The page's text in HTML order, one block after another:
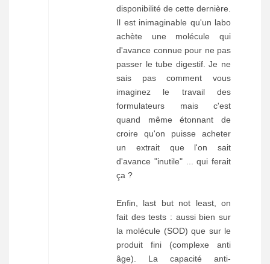
disponibilité de cette dernière.
Il est inimaginable qu'un labo
achète une molécule qui
d'avance connue pour ne pas
passer le tube digestif. Je ne
sais pas comment vous
imaginez le travail des
formulateurs mais c'est
quand même étonnant de
croire qu'on puisse acheter
un extrait que l'on sait
d'avance "inutile" ... qui ferait
ça ?
Enfin, last but not least, on
fait des tests : aussi bien sur
la molécule (SOD) que sur le
produit fini (complexe anti
âge). La capacité anti-